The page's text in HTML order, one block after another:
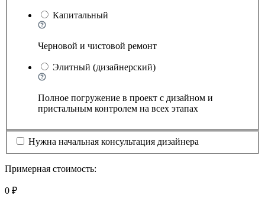
Капитальный
Черновой и чистовой ремонт
Элитный (дизайнерский)
Полное погружение в проект с дизайном и
пристальным контролем на всех этапах
Нужна начальная консультация дизайнера
Примерная стоимость:
0 ₽